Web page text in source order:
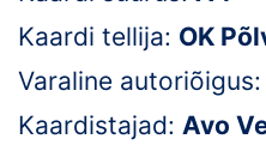
Kalender
Kaardi tellija: OK
Varaline autoriõigus:
Kaardistajad: Avo